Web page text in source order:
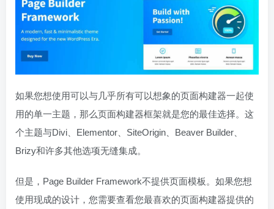
如果您想使用可以与几乎所有可以想象的页面构建器一起使
用的单一主题，那么页面构建器框架就是您的最佳选择。这
个主题与Divi、Elementor、SiteOrigin、Beaver Builder、
Brizy和许多其他选项无缝集成。
但是，Page Builder Framework不提供页面模板。如果您想
使用现成的设计，您需要查看您最喜欢的页面构建器提供的